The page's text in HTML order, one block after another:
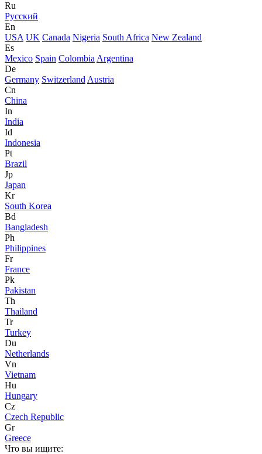
Ru
Русский
En
USA UK Canada Nigeria South Africa New Zealand
Es
Mexico Spain Colombia Argentina
De
Germany Switzerland Austria
Cn
China
In
India
Id
Indonesia
Pt
Brazil
Jp
Japan
Kr
South Korea
Bd
Bangladesh
Ph
Philippines
Fr
France
Pk
Pakistan
Th
Thailand
Tr
Turkey
Du
Netherlands
Vn
Vietnam
Hu
Hungary
Cz
Czech Republic
Gr
Greece
Что вы ищите: